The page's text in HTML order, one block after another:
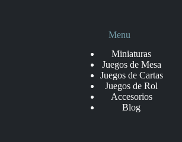
Menu
Miniaturas
Juegos de Mesa
Juegos de Cartas
Juegos de Rol
Accesorios
Blog